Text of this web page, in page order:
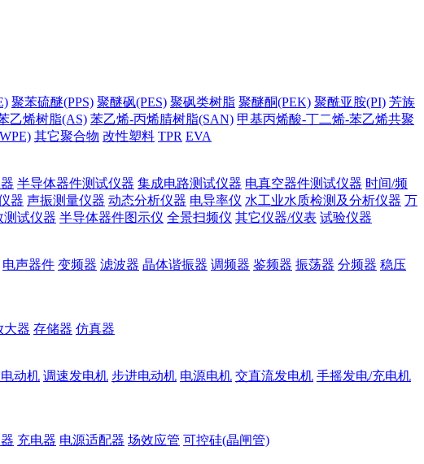
聚苯硫醚(PPS) 聚醚砜(PES) 聚砜类树脂 聚醚酮(PEK) 聚酰亚胺(PI) 芳族
乙烯树脂(AS) 苯乙烯-丙烯腈树脂(SAN) 甲基丙烯酸-丁二烯-苯乙烯共聚
其它聚合物 改性塑料 TPR EVA
半导体器件测试仪器 集成电路测试仪器 电真空器件测试仪器 时间/频
器 声振测量仪器 动态分析仪器 电导率仪 水工业水质检测及分析仪器 万
测试仪器 半导体器件图示仪 全景扫频仪 其它仪器/仪表 试验仪器
电声器件 变频器 滤波器 晶体谐振器 调频器 鉴频器 振荡器 分频器 稳压
大器 存储器 仿真器
动机 调速发电机 步进电动机 电源电机 交直流发电机 手摇发电/充电机
充电器 电源适配器 场效应管 可控硅(晶闸管)